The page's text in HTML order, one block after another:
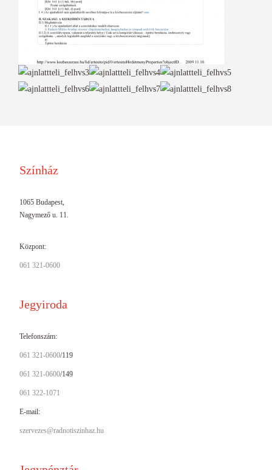
Színház
1065 Budapest,
Nagymező u. 11.
Központ:
061 321-0600
Jegyiroda
Telefonszám:
061 321-0600/119
061 321-0600/149
061 322-1071
E-mail:
szervezes@radnotiszinhaz.hu